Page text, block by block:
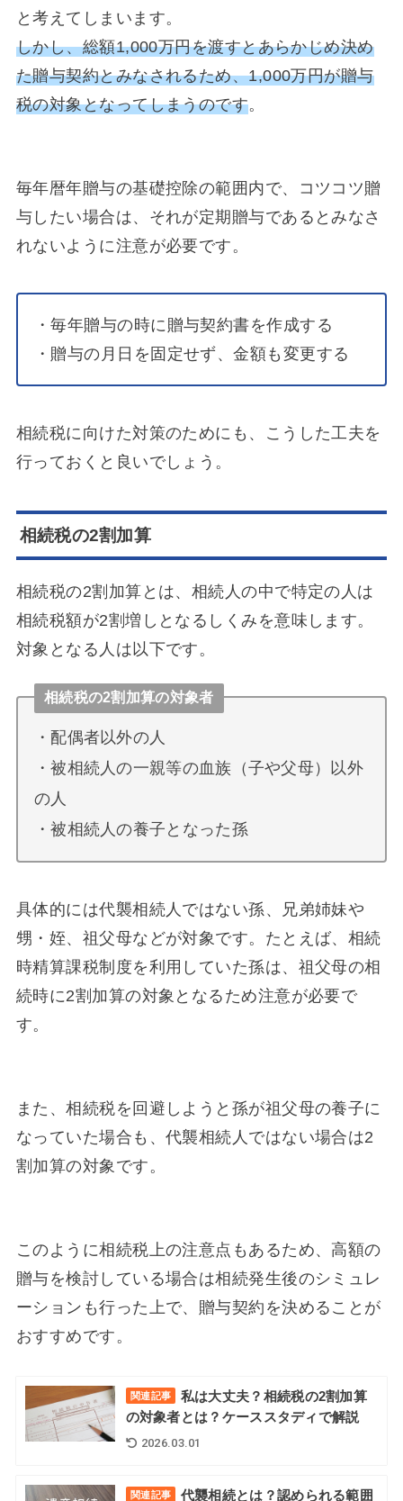
と考えてしまいます。
しかし、総額1,000万円を渡すとあらかじめ決め
た贈与契約とみなされるため、1,000万円が贈与
税の対象となってしまうのです。
毎年暦年贈与の基礎控除の範囲内で、コツコツ贈
与したい場合は、それが定期贈与であるとみなさ
れないように注意が必要です。
・毎年贈与の時に贈与契約書を作成する
・贈与の月日を固定せず、金額も変更する
相続税に向けた対策のためにも、こうした工夫を
行っておくと良いでしょう。
相続税の2割加算
相続税の2割加算とは、相続人の中で特定の人は
相続税額が2割増しとなるしくみを意味します。
対象となる人は以下です。
相続税の2割加算の対象者
・配偶者以外の人
・被相続人の一親等の血族（子や父母）以外
の人
・被相続人の養子となった孫
具体的には代襲相続人ではない孫、兄弟姉妹や
甥・姪、祖父母などが対象です。たとえば、相続
時精算課税制度を利用していた孫は、祖父母の相
続時に2割加算の対象となるため注意が必要で
す。
また、相続税を回避しようと孫が祖父母の養子に
なっていた場合も、代襲相続人ではない場合は2
割加算の対象です。
このように相続税上の注意点もあるため、高額の
贈与を検討している場合は相続発生後のシミュレ
ーションも行った上で、贈与契約を決めることが
おすすめです。
関連記事
私は大丈夫？相続税の2割加算
の対象者とは？ケーススタディで解説
2026.03.01
関連記事 代襲相続とは？認められる範囲